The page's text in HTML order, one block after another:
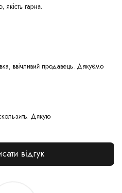
гарна.
ввічливий продавець. Дякуємо
Дякую
відгук